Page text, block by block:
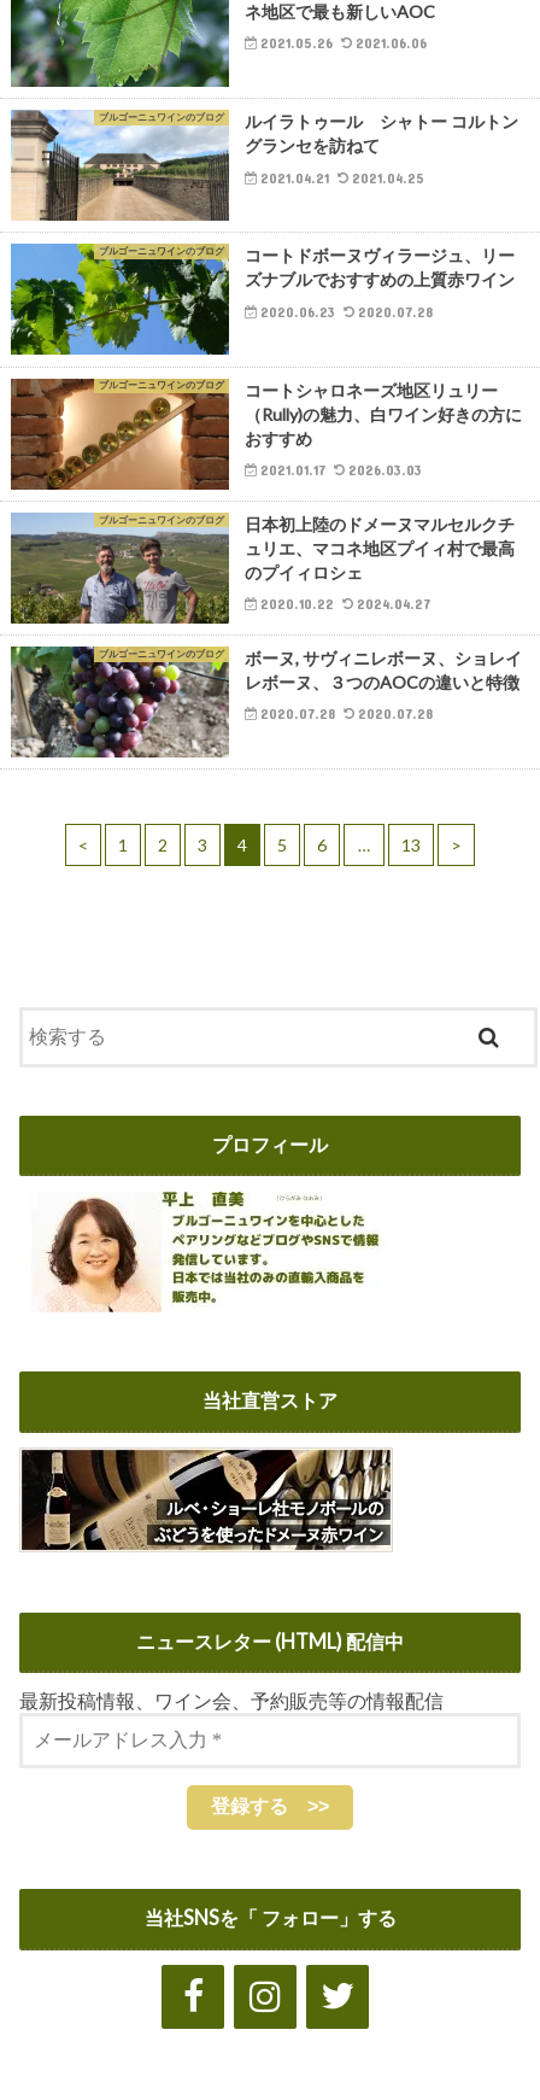
ネ地区で最も新しいAOC
2021.05.26 2021.06.06
ブルゴーニュワインのブログ
ルイラトゥール シャトー コルトン
グランセを訪ねて
2021.04.21 2021.04.25
ブルゴーニュワインのブログ
コートドボーヌヴィラージュ、リー
ズナブルでおすすめの上質赤ワイン
2020.06.23 2020.07.28
ブルゴーニュワインのブログ
コートシャロネーズ地区リュリー
（Rully)の魅力、白ワイン好きの方に
おすすめ
2021.01.17 2026.03.03
ブルゴーニュワインのブログ
日本初上陸のドメーヌマルセルクチ
ュリエ、マコネ地区プイィ村で最高
のプイィロシェ
2020.10.22 2024.04.27
ブルゴーニュワインのブログ
ボーヌ, サヴィニレボーヌ、ショレイ
レボーヌ、３つのAOCの違いと特徴
2020.07.28 2020.07.28
< 1 2 3 4 5 6 … 13 >
プロフィール
当社直営ストア
ニュースレター (HTML) 配信中
最新投稿情報、ワイン会、予約販売等の情報配信
当社SNSを「 フォロー」する